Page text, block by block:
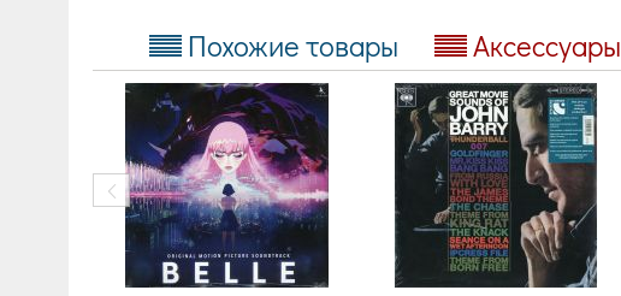
Похожие товары Аксессуары